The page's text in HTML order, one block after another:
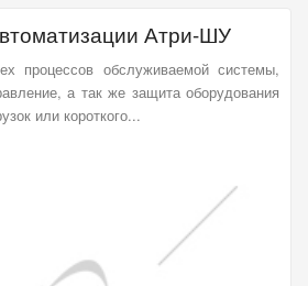
Атри-ШУ
процессов обслуживаемой системы,
а так же защита оборудования
или короткого...